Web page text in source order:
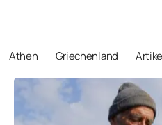
Athen Griechenland